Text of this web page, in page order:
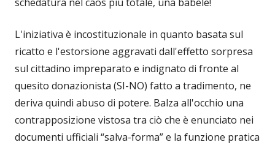
L'iniziativa è incostituzionale in quanto basata sul
ricatto e l'estorsione aggravati dall'effetto sorpresa
sul cittadino impreparato e indignato di fronte al
quesito donazionista (SI-NO) fatto a tradimento, ne
deriva quindi abuso di potere. Balza all'occhio una
contrapposizione vistosa tra ciò che è enunciato nei
documenti ufficiali “salva-forma” e la funzione pratica